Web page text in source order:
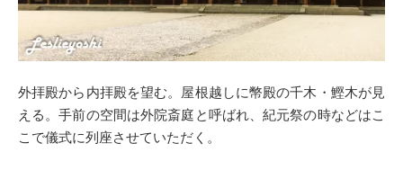
外拝殿から内拝殿を望む。屋根越しに幣殿の千木・鰹木が見
える。手前の空間は外院斎庭と呼ばれ、紀元祭の時などはこ
こで儀式に列座させていただく。